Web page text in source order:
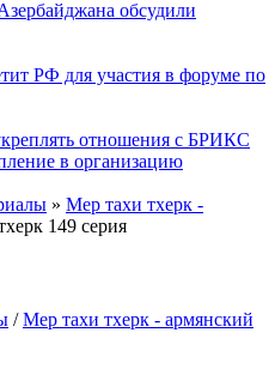
обсудили
РФ для участия в форуме по
отношения с БРИКС
в организацию
» Мер тахи тхерк -
149 серия
/Мер тахи тхерк - армянский